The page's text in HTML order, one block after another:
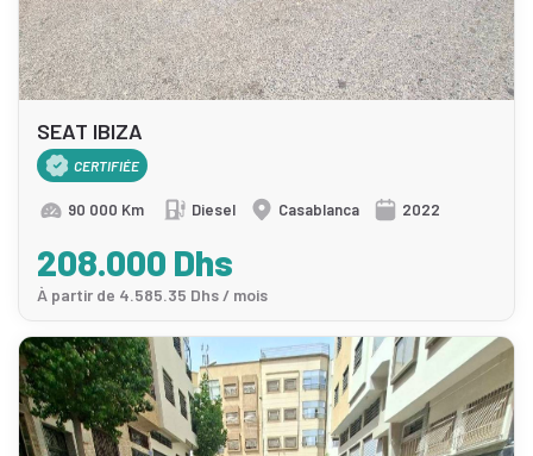
SEAT IBIZA
CERTIFIÉE
90 000 Km Diesel Casablanca 2022
208.000 Dhs
À partir de 4.585.35 Dhs / mois